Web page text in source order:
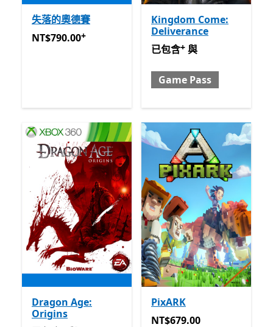
失落的奧德賽
NT$790.00提供應用程式內購。
NT$790.00+
Kingdom Come:
Deliverance
已包含 與 Game Pass
已包含+ 與
Game Pass
Dragon Age:
Origins
PixARK
NT$679.00
NT$679.00